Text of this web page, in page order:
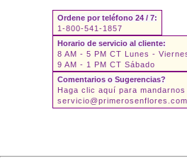
Ordene por teléfono 24 / 7:
1-800-541-1857
Horario de servicio al cliente:
8 AM - 5 PM CT Lunes -
9 AM - 1 PM CT Sábado
Comentarios o Sugerencias?
Haga clic aquí para mandarnos
servicio@primerosenflores.com